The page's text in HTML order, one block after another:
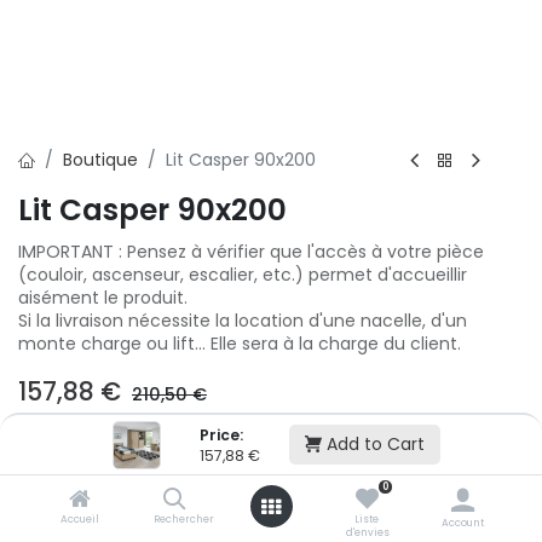
Price:
157,88 € Add to Cart
Accueil Rechercher
0
Liste
d'envies
Account
Boutique Lit Casper 90x200
Lit Casper 90x200
IMPORTANT : Pensez à vérifier que l'accès à votre pièce
(couloir, ascenseur, escalier, etc.) permet d'accueillir
aisément le produit.
Si la livraison nécessite la location d'une nacelle, d'un
monte charge ou lift... Elle sera à la charge du client.
157,88 € 210,50€
Ajouter au panier
Ajouter à la liste d'envie